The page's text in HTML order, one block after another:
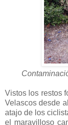
Vistos los restos
Velascos desde
atajo de los
el maravilloso